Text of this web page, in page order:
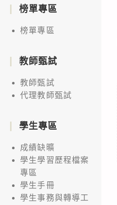
榜單專區
榜單專區
教師甄試
教師甄試
代理教師甄試
學生專區
成績缺曠
學生學習歷程檔案
專區
學生手冊
學生事務與轉導工